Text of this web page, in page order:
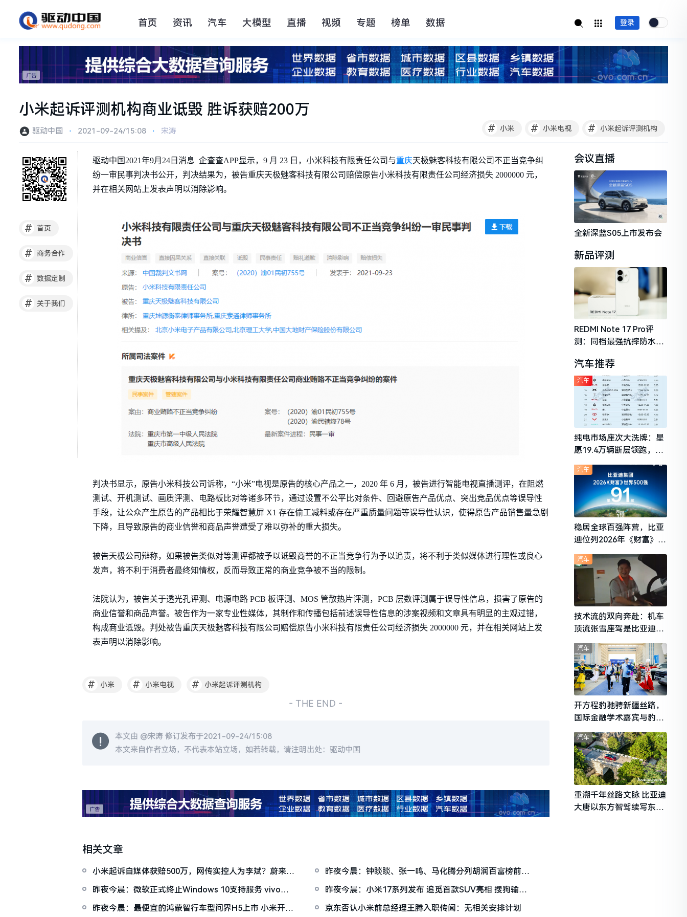
首页 资讯 汽车 大模型 直播 视频 专题 榜单 数据 登录
小米起诉评测机构商业诋毁 胜诉获赔200万
# 小米 # 小米电视 # 小米起诉评测机构
驱动中国 ⋅ 2021-09-24/15:08 ⋅ 宋涛
# 首页
# 商务合作
# 数据定制
# 关于我们
驱动中国2021年9月24日消息 企查查APP显示，9 月 23 日，小米科技有限责任公司与重庆天极魅客科技有限公司不正当竞争纠
纷一审民事判决书公开，判决结果为，被告重庆天极魅客科技有限公司赔偿原告小米科技有限责任公司经济损失 2000000 元，
并在相关网站上发表声明以消除影响。
判决书显示，原告小米科技公司诉称，“小米”电视是原告的核心产品之一，2020 年 6 月，被告进行智能电视直播测评，在阻燃
测试、开机测试、画质评测、电路板比对等诸多环节，通过设置不公平比对条件、回避原告产品优点、突出竞品优点等误导性
手段，让公众产生原告的产品相比于荣耀智慧屏 X1 存在偷工减料或存在严重质量问题等误导性认识，使得原告产品销售量急剧
下降，且导致原告的商业信誉和商品声誉遭受了难以弥补的重大损失。
被告天极公司辩称，如果被告类似对等测评都被予以诋毁商誉的不正当竞争行为予以追责，将不利于类似媒体进行理性或良心
发声，将不利于消费者最终知情权，反而导致正常的商业竞争被不当的限制。
法院认为，被告关于透光孔评测、电源电路 PCB 板评测、MOS 管散热片评测，PCB 层数评测属于误导性信息，损害了原告的
商业信誉和商品声誉。被告作为一家专业性媒体，其制作和传播包括前述误导性信息的涉案视频和文章具有明显的主观过错，
构成商业诋毁。判处被告重庆天极魅客科技有限公司赔偿原告小米科技有限责任公司经济损失 2000000 元，并在相关网站上发
表声明以消除影响。
# 小米 # 小米电视 # 小米起诉评测机构
- THE END -
本文由 @宋涛 修订发布于2021-09-24/15:08
本文来自作者立场，不代表本站立场，如若转载，请注明出处：驱动中国
相关文章
小米起诉自媒体获赔500万，网传实控人为李斌？蔚来辟
谣：早已转让股份
昨夜今晨：钟睒睒、张一鸣、马化腾分列胡润百富榜前三
小米智能家电工厂投产
昨夜今晨：微软正式终止Windows 10支持服务 vivo
X300系列发布
昨夜今晨：小米17系列发布 追觅首款SUV亮相 搜狗输入
法回应篡改浏览器
昨夜今晨：最便宜的鸿蒙智行车型问界H5上市 小米开放
京东否认小米前总经理王腾入职传闻：无相关安排计划
会议直播
全新深蓝S05上市发布会
新品评测
REDMI Note 17 Pro评
测：同档最强抗摔防水，
守门员
汽车推荐
纯电市场座次大洗牌：星
愿19.4万辆断层领跑，理
想i6成最强黑马
汽车
稳居全球百强阵营，比亚
迪位列2026年《财富》世
汽车
技术流的双向奔赴：机车
顶流张雪座驾是比亚迪秦
L
汽车
开方程豹驰骋新疆丝路，
国际金融学术嘉宾与豹友
共赴山海热爱
汽车
重溯千年丝路文脉 比亚迪
大唐以东方智驾续写东西
汽车